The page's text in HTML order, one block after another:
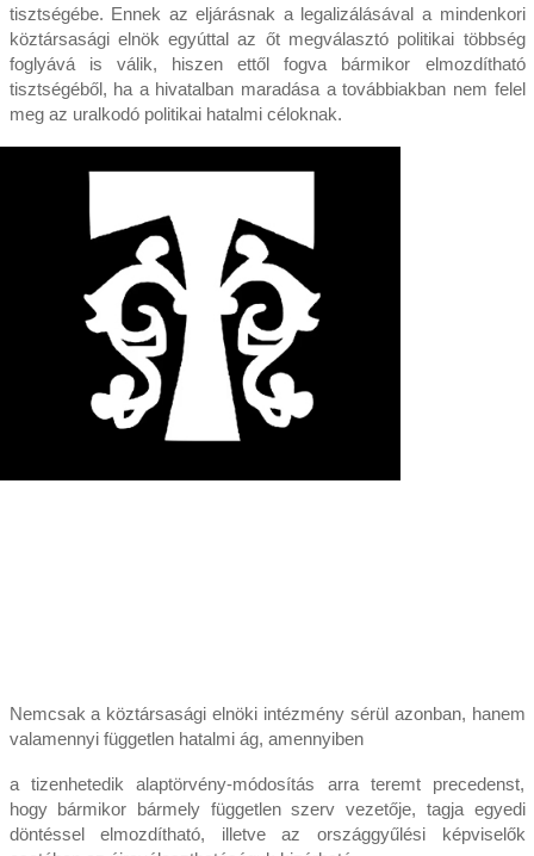
tisztségébe. Ennek az eljárásnak a legalizálásával a mindenkori
köztársasági elnök egyúttal az őt megválasztó politikai többség
foglyává is válik, hiszen ettől fogva bármikor elmozdítható
tisztségéből, ha a hivatalban maradása a továbbiakban nem felel
meg az uralkodó politikai hatalmi céloknak.
Nemcsak a köztársasági elnöki intézmény sérül azonban, hanem
valamennyi független hatalmi ág, amennyiben
a tizenhetedik alaptörvény-módosítás arra teremt precedenst,
hogy bármikor bármely független szerv vezetője, tagja egyedi
döntéssel elmozdítható, illetve az országgyűlési képviselők